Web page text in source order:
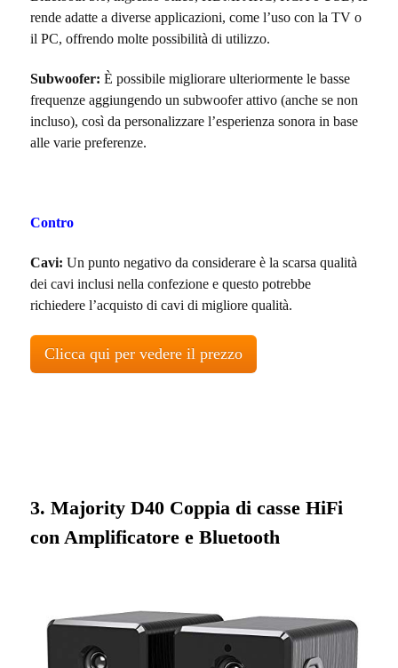
rende adatte a diverse applicazioni, come l’uso con la TV o
il PC, offrendo molte possibilità di utilizzo.
Subwoofer: È possibile migliorare ulteriormente le basse
frequenze aggiungendo un subwoofer attivo (anche se non
incluso), così da personalizzare l’esperienza sonora in base
alle varie preferenze.
Contro
Cavi: Un punto negativo da considerare è la scarsa qualità
dei cavi inclusi nella confezione e questo potrebbe
richiedere l’acquisto di cavi di migliore qualità.
Clicca qui per vedere il prezzo
3. Majority D40 Coppia di casse HiFi
con Amplificatore e Bluetooth